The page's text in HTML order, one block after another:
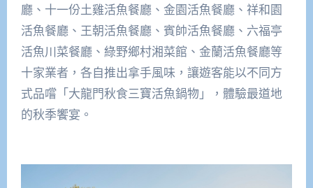
廳、十一份土雞活魚餐廳、金園活魚餐廳、祥和園
活魚餐廳、王朝活魚餐廳、賓帥活魚餐廳、六福亭
活魚川菜餐廳、綠野鄉村湘菜館、金蘭活魚餐廳等
十家業者，各自推出拿手風味，讓遊客能以不同方
式品嚐「大龍門秋食三寶活魚鍋物」，體驗最道地
的秋季饗宴。